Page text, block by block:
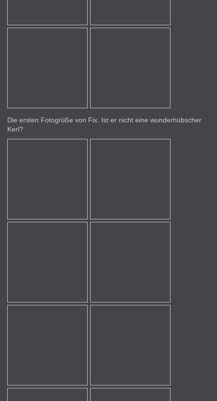
Die ersten Fotogrüße von Fix. Ist er nicht eine wunderhübscher
Kerl?